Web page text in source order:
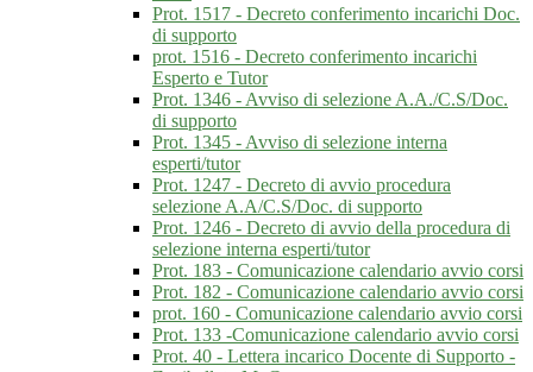
Prot. 1517 - Decreto conferimento incarichi Doc.
di supporto
prot. 1516 - Decreto conferimento incarichi
Esperto e Tutor
Prot. 1346 - Avviso di selezione A.A./C.S/Doc.
di supporto
Prot. 1345 - Avviso di selezione interna
esperti/tutor
Prot. 1247 - Decreto di avvio procedura
selezione A.A/C.S/Doc. di supporto
Prot. 1246 - Decreto di avvio della procedura di
selezione interna esperti/tutor
Prot. 183 - Comunicazione calendario avvio corsi
Prot. 182 - Comunicazione calendario avvio corsi
prot. 160 - Comunicazione calendario avvio corsi
Prot. 133 -Comunicazione calendario avvio corsi
Prot. 40 - Lettera incarico Docente di Supporto -